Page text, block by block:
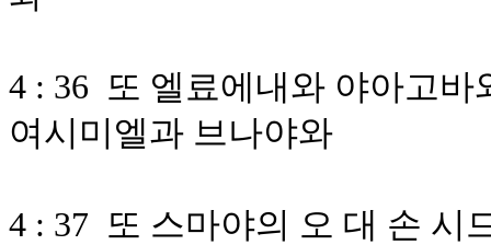
4 : 36 또 엘료에내와 야아고
여시미엘과 브나야와
4 : 37 또 스마야의 오 대 손 시